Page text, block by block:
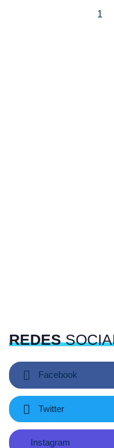
1
REDES
Facebook
Twitter
Instagram